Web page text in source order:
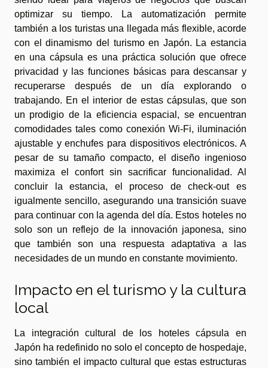
optimizar su tiempo. La automatización permite
también a los turistas una llegada más flexible, acorde
con el dinamismo del turismo en Japón. La estancia
en una cápsula es una práctica solución que ofrece
privacidad y las funciones básicas para descansar y
recuperarse después de un día explorando o
trabajando. En el interior de estas cápsulas, que son
un prodigio de la eficiencia espacial, se encuentran
comodidades tales como conexión Wi-Fi, iluminación
ajustable y enchufes para dispositivos electrónicos. A
pesar de su tamaño compacto, el diseño ingenioso
maximiza el confort sin sacrificar funcionalidad. Al
concluir la estancia, el proceso de check-out es
igualmente sencillo, asegurando una transición suave
para continuar con la agenda del día. Estos hoteles no
solo son un reflejo de la innovación japonesa, sino
que también son una respuesta adaptativa a las
necesidades de un mundo en constante movimiento.
Impacto en el turismo y la cultura
local
La integración cultural de los hoteles cápsula en
Japón ha redefinido no solo el concepto de hospedaje,
sino también el impacto cultural que estas estructuras